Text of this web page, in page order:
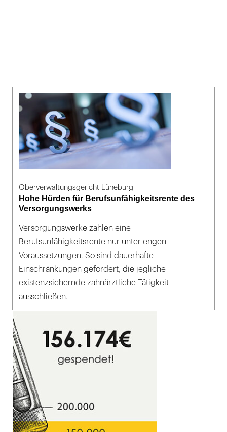
Oberverwaltungsgericht Lüneburg
Hohe Hürden für Berufsunfähigkeitsrente des
Versorgungswerks
Versorgungswerke zahlen eine
Berufsunfähigkeitsrente nur unter engen
Voraussetzungen. So sind dauerhafte
Einschränkungen gefordert, die jegliche
existenzsichernde zahnärztliche Tätigkeit
ausschließen.